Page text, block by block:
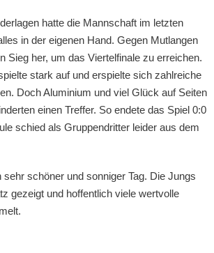
hatte die Mannschaft im letzten
in der eigenen Hand. Gegen Mutlangen
Sieg her, um das Viertelfinale zu erreichen.
stark auf und erspielte sich zahlreiche
Doch Aluminium und viel Glück auf Seiten
einen Treffer. So endete das Spiel 0:0
schied als Gruppendritter leider aus dem
schöner und sonniger Tag. Die Jungs
gezeigt und hoffentlich viele wertvolle